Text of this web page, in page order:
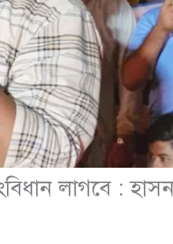
লাগবে :